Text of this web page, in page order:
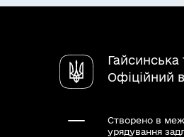
Гайсинська
Офіційний
Створено в
урядування